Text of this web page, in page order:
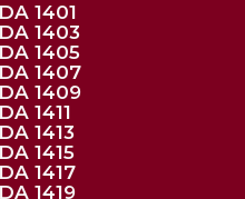
1401
1403
1405
1407
1409
1411
1413
1415
1417
1419